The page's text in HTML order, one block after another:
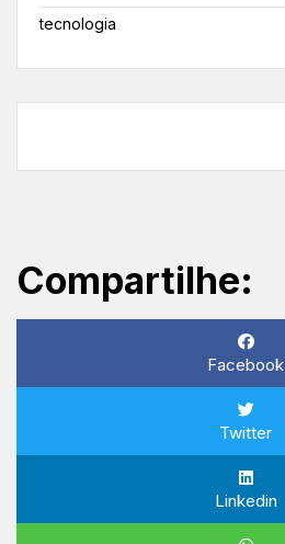
tecnologia
Compartilhe:
Facebook
Twitter
Linkedin